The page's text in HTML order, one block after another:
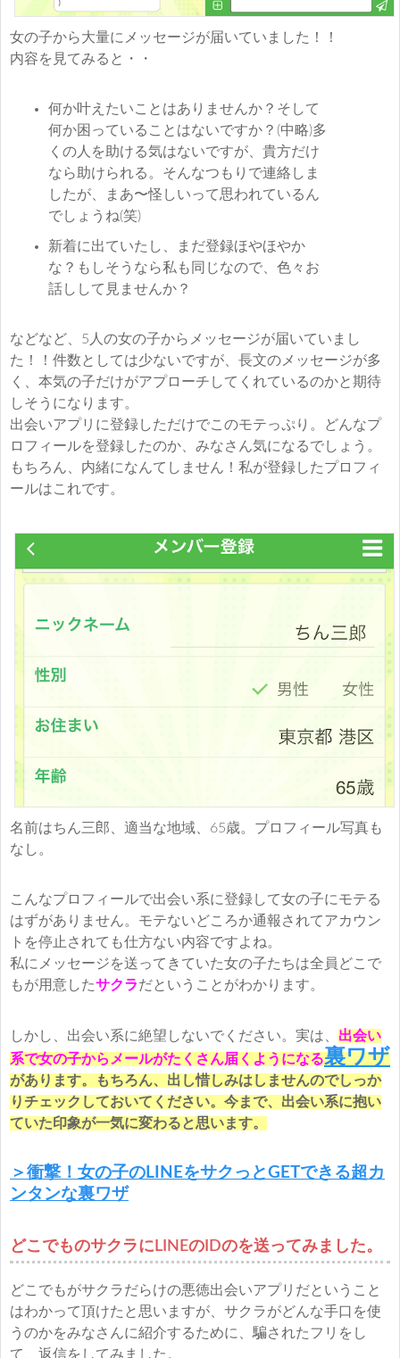
女の子から大量にメッセージが届いていました！！
内容を見てみると・・
何か叶えたいことはありませんか？そして
何か困っていることはないですか？(中略)多
くの人を助ける気はないですが、貴方だけ
なら助けられる。そんなつもりで連絡しま
したが、まあ〜怪しいって思われているん
でしょうね(笑)
新着に出ていたし、まだ登録ほやほやか
な？もしそうなら私も同じなので、色々お
話しして見ませんか？
などなど、5人の女の子からメッセージが届いていまし
た！！件数としては少ないですが、長文のメッセージが多
く、本気の子だけがアプローチしてくれているのかと期待
しそうになります。
出会いアプリに登録しただけでこのモテっぷり。どんなプ
ロフィールを登録したのか、みなさん気になるでしょう。
もちろん、内緒になんてしません！私が登録したプロフィ
ールはこれです。
名前はちん三郎、適当な地域、65歳。プロフィール写真も
なし。
こんなプロフィールで出会い系に登録して女の子にモテる
はずがありません。モテないどころか通報されてアカウン
トを停止されても仕方ない内容ですよね。
私にメッセージを送ってきていた女の子たちは全員どこで
もが用意したサクラだということがわかります。
しかし、出会い系に絶望しないでください。実は、 出会い
系で女の子からメールがたくさん届くようになる裏ワザ
があります。もちろん、出し惜しみはしませんのでしっか
りチェックしておいてください。今まで、出会い系に抱い
ていた印象が一気に変わると思います。
＞衝撃！女の子のLINEをサクっとGETできる超カ
ンタンな裏ワザ
どこでものサクラにLINEのIDのを送ってみました。
どこでもがサクラだらけの悪徳出会いアプリだということ
はわかって頂けたと思いますが、サクラがどんな手口を使
うのかをみなさんに紹介するために、騙されたフリをし
て、返信をしてみました。